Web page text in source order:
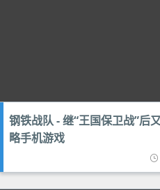
钢铁战队 - 继“王国保卫战”后
略手机游戏